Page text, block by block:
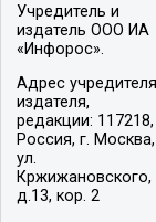
Учредитель и
издатель ООО ИА
«Инфорос».
Адрес
издателя,
редакции: 117218,
Россия, г. Москва,
ул.
Кржижановского,
д.13, кор. 2